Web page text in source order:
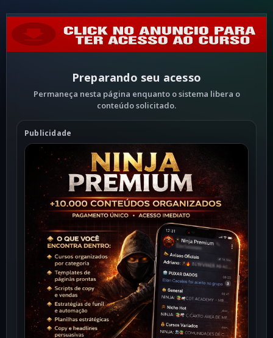
Preparando seu acesso
Permaneça nesta página enquanto o sistema libera o
conteúdo solicitado.
Publicidade